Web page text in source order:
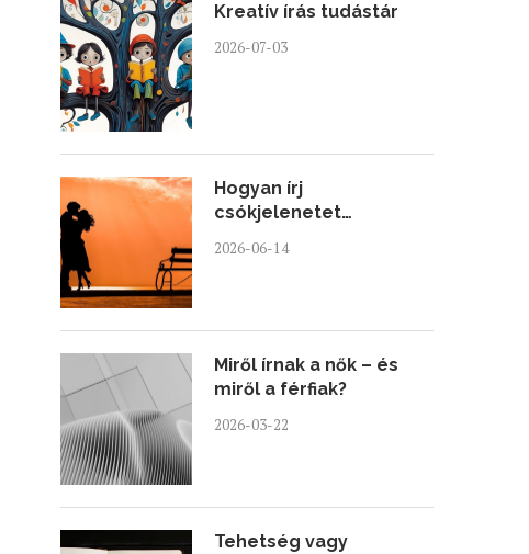
Kreatív írás tudástár
2026-07-03
Hogyan írj
csókjelenetet…
2026-06-14
Miről írnak a nők – és
miről a férfiak?
2026-03-22
Tehetség vagy